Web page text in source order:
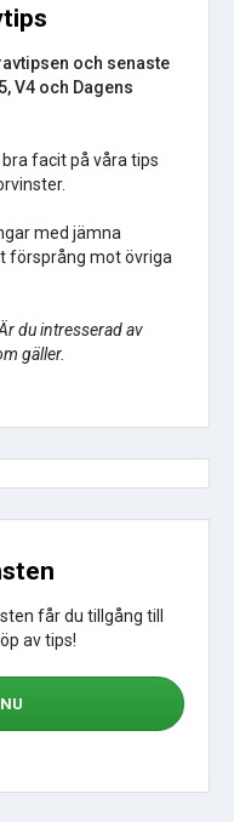
och senaste
V4 och Dagens
facit på våra tips
med jämna
försprång mot övriga
du intresserad av
gäller.
får du tillgång till
av tips!